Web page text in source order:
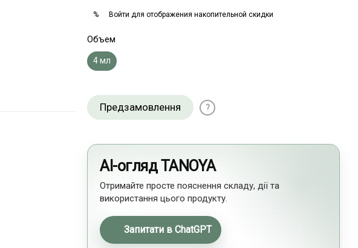
% Войти для отображения накопительной скидки
Объем
4 мл
Предзамовлення ?
AI-огляд TANOYA
Отримайте просте пояснення складу, дії та
використання цього продукту.
Запитати в ChatGPT